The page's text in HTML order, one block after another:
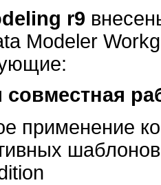
r9
Modeler
применение